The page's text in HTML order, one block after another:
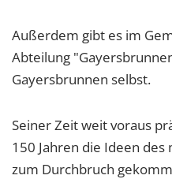
Außerdem gibt es im
Abteilung
Gayersbrunnen selbst.
Seiner Zeit weit voraus
150 Jahren die Ideen
zum Durchbruch
Plattformen anzeigen
diesen externen